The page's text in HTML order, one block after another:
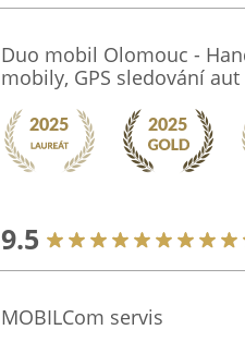
Duo mobil Olomouc -
mobily, GPS sledování aut
9.5
MOBILCom servis